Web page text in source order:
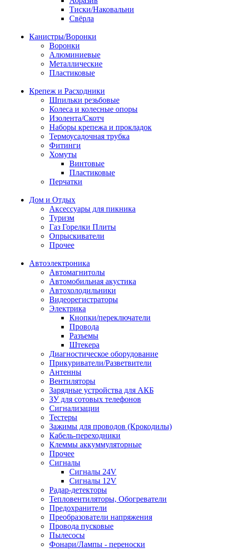
Тиски/Наковальни
Свёрла
Канистры/Воронки
Воронки
Алюминиевые
Металлические
Пластиковые
Крепеж и Расходники
Шпильки резьбовые
Колеса и колесные опоры
Изолента/Скотч
Наборы крепежа и прокладок
Термоусадочная трубка
Фитинги
Хомуты
Винтовые
Пластиковые
Перчатки
Дом и Отдых
Аксессуары для пикника
Туризм
Газ Горелки Плиты
Опрыскиватели
Прочее
Автоэлектроника
Автомагнитолы
Автомобильная акустика
Автохолодильники
Видеорегистраторы
Электрика
Кнопки/переключатели
Провода
Разъемы
Штекера
Диагностическое оборудование
Прикуриватели/Разветвители
Антенны
Вентиляторы
Зарядные устройства для АКБ
ЗУ для сотовых телефонов
Сигнализации
Тестеры
Зажимы для проводов (Крокодилы)
Кабель-переходники
Клеммы аккуммуляторные
Прочее
Сигналы
Сигналы 24V
Сигналы 12V
Радар-детекторы
Тепловентиляторы, Обогреватели
Предохранители
Преобразователи напряжения
Провода пусковые
Пылесосы
Фонари/Лампы - переноски